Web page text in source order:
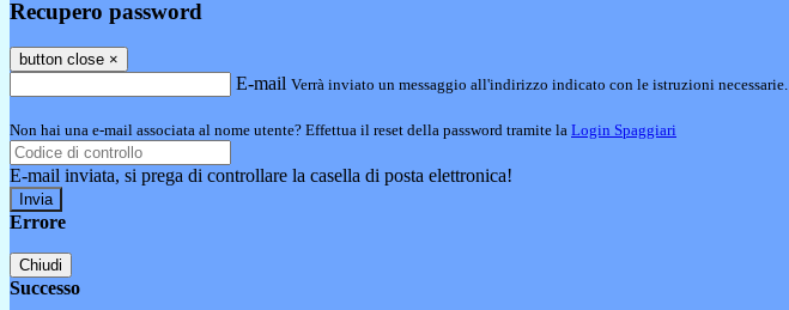
Recupero password
button close ×
E-mail Verrà inviato un messaggio all'indirizzo indicato con le istruzioni necessarie.
Non hai una e-mail associata al nome utente? Effettua il reset della password tramite la Login Spaggiari
E-mail inviata, si prega di controllare la casella di posta elettronica!
Errore
Chiudi
Successo